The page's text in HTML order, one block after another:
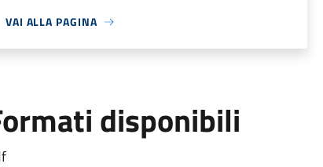
VAI ALLA PAGINA
disponibili